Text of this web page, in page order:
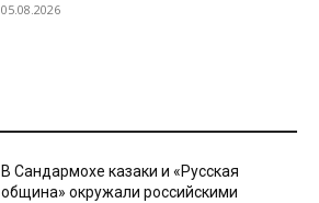
05.08.2026
В Сандармохе казаки и «Русская
община» окружали российскими